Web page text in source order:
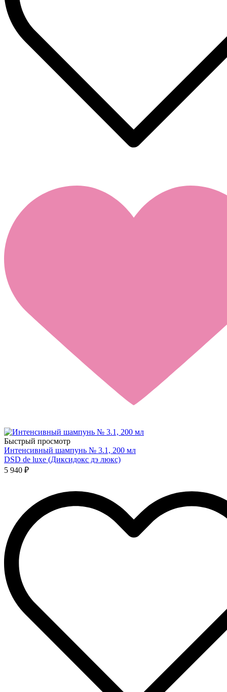
Быстрый просмотр
Интенсивный шампунь № 3.1, 200 мл
DSD de luxe (Диксидокс дэ люкс)
5 940 ₽